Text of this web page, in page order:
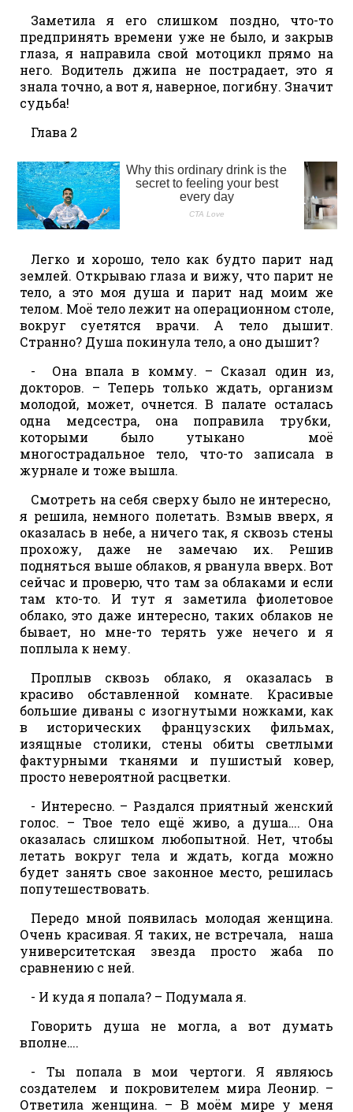
Заметила я его слишком поздно, что-то
предпринять времени уже не было, и закрыв
глаза, я направила свой мотоцикл прямо на
него. Водитель джипа не пострадает, это я
знала точно, а вот я, наверное, погибну. Значит
судьба!
Глава 2
Легко и хорошо, тело как будто парит над
землей. Открываю глаза и вижу, что парит не
тело, а это моя душа и парит над моим же
телом. Моё тело лежит на операционном столе,
вокруг суетятся врачи. А тело дышит.
Странно? Душа покинула тело, а оно дышит?
- Она впала в комму. – Сказал один из,
докторов. – Теперь только ждать, организм
молодой, может, очнется. В палате осталась
одна медсестра, она поправила трубки,
которыми было утыкано моё
многострадальное тело, что-то записала в
журнале и тоже вышла.
Смотреть на себя сверху было не интересно,
я решила, немного полетать. Взмыв вверх, я
оказалась в небе, а ничего так, я сквозь стены
прохожу, даже не замечаю их. Решив
подняться выше облаков, я рванула вверх. Вот
сейчас и проверю, что там за облаками и если
там кто-то. И тут я заметила фиолетовое
облако, это даже интересно, таких облаков не
бывает, но мне-то терять уже нечего и я
поплыла к нему.
Проплыв сквозь облако, я оказалась в
красиво обставленной комнате. Красивые
большие диваны с изогнутыми ножками, как
в исторических французских фильмах,
изящные столики, стены обиты светлыми
фактурными тканями и пушистый ковер,
просто невероятной расцветки.
- Интересно. – Раздался приятный женский
голос. – Твое тело ещё живо, а душа…. Она
оказалась слишком любопытной. Нет, чтобы
летать вокруг тела и ждать, когда можно
будет занять свое законное место, решилась
попутешествовать.
Передо мной появилась молодая женщина.
Очень красивая. Я таких, не встречала, наша
университетская звезда просто жаба по
сравнению с ней.
- И куда я попала? – Подумала я.
Говорить душа не могла, а вот думать
вполне….
- Ты попала в мои чертоги. Я являюсь
создателем и покровителем мира Леонир. –
Ответила женщина. – В моём мире у меня